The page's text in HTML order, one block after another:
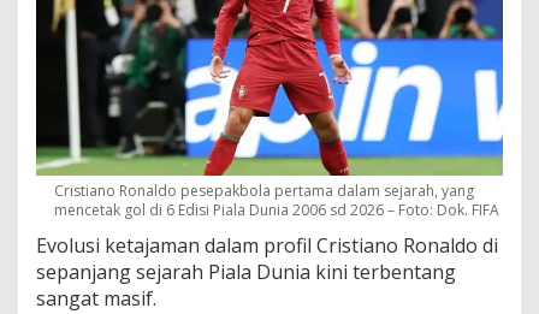
Cristiano Ronaldo pesepakbola pertama dalam sejarah, yang
mencetak gol di 6 Edisi Piala Dunia 2006 sd 2026 – Foto: Dok. FIFA
Evolusi ketajaman dalam profil Cristiano Ronaldo di
sepanjang sejarah Piala Dunia kini terbentang
sangat masif.